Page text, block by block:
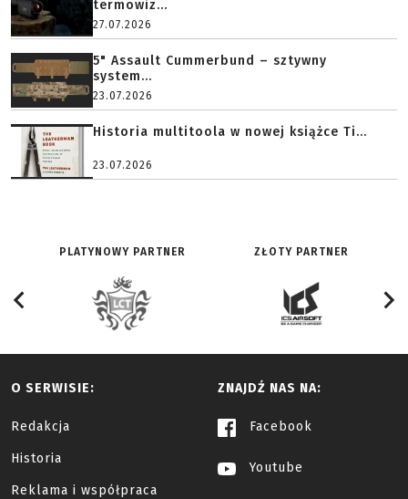
termowiz...
27.07.2026
5" Assault Cummerbund – sztywny
system...
23.07.2026
Historia multitoola w nowej książce Ti...
23.07.2026
PLATYNOWY PARTNER ZŁOTY PARTNER
O SERWISIE:
Redakcja
Historia
Reklama i współpraca
ZNAJDŹ NAS NA:
Facebook
Youtube